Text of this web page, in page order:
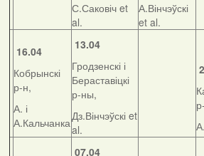
С.Саковіч et
al.
А.Вінчэўскі
et al.
16.04
Кобрынскі
р-н,
А. і
А.Кальчанка
13.04
Гродзенскі і
Бераставіцкі
р-ны,
Дз.Вінчэўскі et
al.
07.04